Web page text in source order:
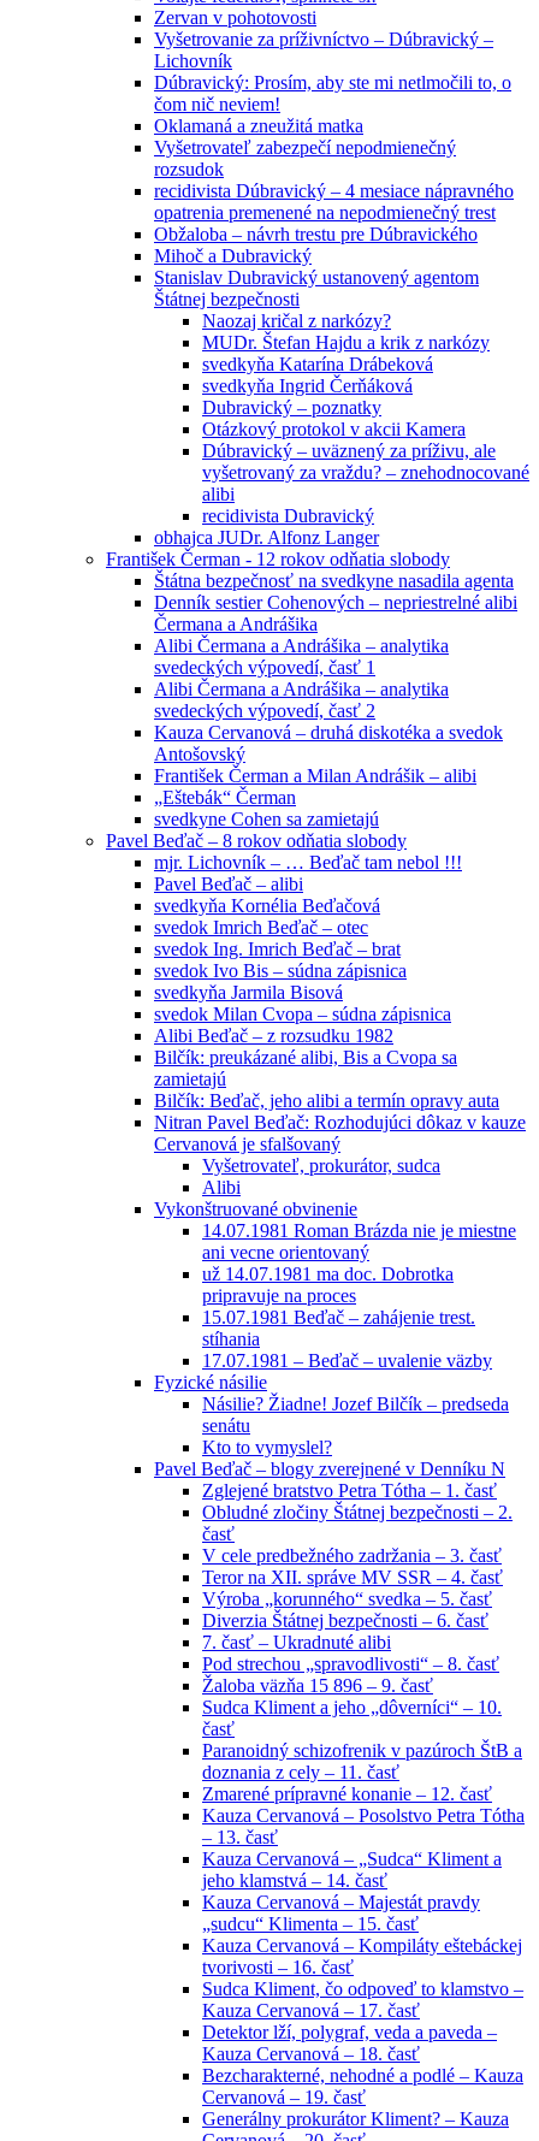
Zervan v pohotovosti
Vyšetrovanie za príživníctvo – Dúbravický –
Lichovník
Dúbravický: Prosím, aby ste mi netlmočili to, o
čom nič neviem!
Oklamaná a zneužitá matka
Vyšetrovateľ zabezpečí nepodmienečný
rozsudok
recidivista Dúbravický – 4 mesiace nápravného
opatrenia premenené na nepodmienečný trest
Obžaloba – návrh trestu pre Dúbravického
Mihoč a Dubravický
Stanislav Dubravický ustanovený agentom
Štátnej bezpečnosti
Naozaj kričal z narkózy?
MUDr. Štefan Hajdu a krik z narkózy
svedkyňa Katarína Drábeková
svedkyňa Ingrid Čerňáková
Dubravický – poznatky
Otázkový protokol v akcii Kamera
Dúbravický – uväznený za príživu, ale
vyšetrovaný za vraždu? – znehodnocované
alibi
recidivista Dubravický
obhajca JUDr. Alfonz Langer
František Čerman - 12 rokov odňatia slobody
Štátna bezpečnosť na svedkyne nasadila agenta
Denník sestier Cohenových – nepriestrelné alibi
Čermana a Andrášika
Alibi Čermana a Andrášika – analytika
svedeckých výpovedí, časť 1
Alibi Čermana a Andrášika – analytika
svedeckých výpovedí, časť 2
Kauza Cervanová – druhá diskotéka a svedok
Antošovský
František Čerman a Milan Andrášik – alibi
„Eštebák“ Čerman
svedkyne Cohen sa zamietajú
Pavel Beďač – 8 rokov odňatia slobody
mjr. Lichovník – … Beďač tam nebol !!!
Pavel Beďač – alibi
svedkyňa Kornélia Beďačová
svedok Imrich Beďač – otec
svedok Ing. Imrich Beďač – brat
svedok Ivo Bis – súdna zápisnica
svedkyňa Jarmila Bisová
svedok Milan Cvopa – súdna zápisnica
Alibi Beďač – z rozsudku 1982
Bilčík: preukázané alibi, Bis a Cvopa sa
zamietajú
Bilčík: Beďač, jeho alibi a termín opravy auta
Nitran Pavel Beďač: Rozhodujúci dôkaz v kauze
Cervanová je sfalšovaný
Vyšetrovateľ, prokurátor, sudca
Alibi
Vykonštruované obvinenie
14.07.1981 Roman Brázda nie je miestne
ani vecne orientovaný
už 14.07.1981 ma doc. Dobrotka
pripravuje na proces
15.07.1981 Beďač – zahájenie trest.
stíhania
17.07.1981 – Beďač – uvalenie väzby
Fyzické násilie
Násilie? Žiadne! Jozef Bilčík – predseda
senátu
Kto to vymyslel?
Pavel Beďač – blogy zverejnené v Denníku N
Zglejené bratstvo Petra Tótha – 1. časť
Obludné zločiny Štátnej bezpečnosti – 2.
časť
V cele predbežného zadržania – 3. časť
Teror na XII. správe MV SSR – 4. časť
Výroba „korunného“ svedka – 5. časť
Diverzia Štátnej bezpečnosti – 6. časť
7. časť – Ukradnuté alibi
Pod strechou „spravodlivosti“ – 8. časť
Žaloba väzňa 15 896 – 9. časť
Sudca Kliment a jeho „dôverníci“ – 10.
časť
Paranoidný schizofrenik v pazúroch ŠtB a
doznania z cely – 11. časť
Zmarené prípravné konanie – 12. časť
Kauza Cervanová – Posolstvo Petra Tótha
– 13. časť
Kauza Cervanová – „Sudca“ Kliment a
jeho klamstvá – 14. časť
Kauza Cervanová – Majestát pravdy
„sudcu“ Klimenta – 15. časť
Kauza Cervanová – Kompiláty eštebáckej
tvorivosti – 16. časť
Sudca Kliment, čo odpoveď to klamstvo –
Kauza Cervanová – 17. časť
Detektor lží, polygraf, veda a paveda –
Kauza Cervanová – 18. časť
Bezcharakterné, nehodné a podlé – Kauza
Cervanová – 19. časť
Generálny prokurátor Kliment? – Kauza